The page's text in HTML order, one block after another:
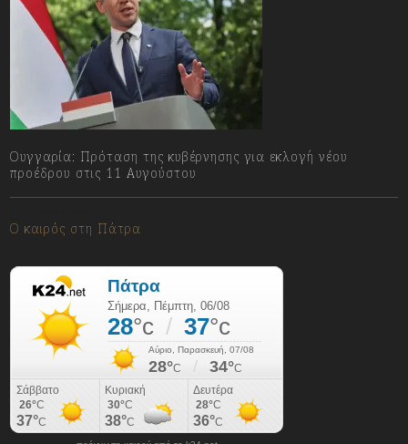
Ουγγαρία: Πρόταση της κυβέρνησης για εκλογή νέου
προέδρου στις 11 Αυγούστου
Ο καιρός στη Πάτρα